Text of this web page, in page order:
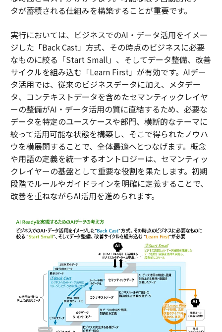
タが蓄積される仕組みを構築することが重要です。
実行においては、ビジネスでのAI・データ活用をイメー
ジした「Back Cast」方式、その時点のビジネスに必要
なものに絞る「Start Small」、そしてデータ整備、改善
サイクルを組み込む「Learn First」が有効です。AIデー
タ活用では、従来のビジネスデータに加え、メタデー
タ、コンテキストデータを含めたセマンティックレイヤ
ーの整備がAI・データ活用の質に直結するため、必要な
データを特定のユースケースや部門、横断的なテーマに
絞って活用可能な状態を構築し、そこで得られたノウハ
ウを横展開することで、全体最適へとつなげます。概念
や用語の定義を統一するオントロジーは、セマンティッ
クレイヤーの基盤として重要な役割を果たします。初期
段階でルールやガイドラインを明確に定義することで、
改善を重ねながらAI活用を進められます。